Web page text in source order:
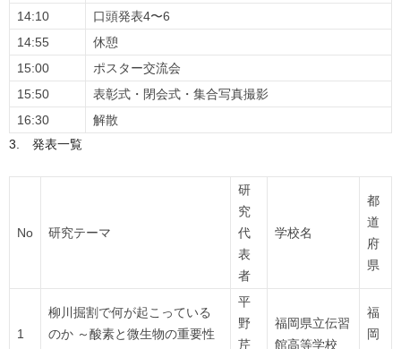
14:10
口頭発表4〜6
14:55
休憩
15:00
ポスター交流会
15:50
表彰式・閉会式・集合写真撮影
16:30
解散
3. 発表一覧
No 研究テーマ
研
究
代
表
者
学校名
都
道
府
県
1
柳川掘割で何が起こっている
のか ～酸素と微生物の重要性
平
野
芹
福岡県立伝習
館高等学校
福
岡